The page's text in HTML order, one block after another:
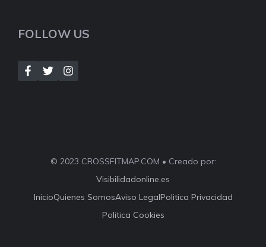
FOLLOW US
© 2023 CROSSFITMAP.COM • Creado por:
Visibilidadonline.es
InicioQuienes SomosAviso LegalPolitica Privacidad
Politica Cookies